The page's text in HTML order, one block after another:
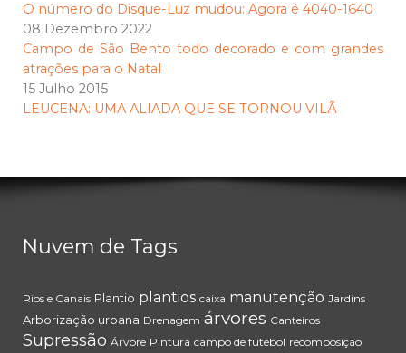
O número do Disque-Luz mudou: Agora é 4040-1640
08 Dezembro 2022
Campo de São Bento todo decorado e com grandes
atrações para o Natal
15 Julho 2015
LEUCENA: UMA ALIADA QUE SE TORNOU VILÃ
Nuvem de Tags
Rios e Canais Plantio plantios caixa manutenção Jardins
Arborização urbana Drenagem árvores Canteiros
Supressão Árvore Pintura campo de futebol recomposição